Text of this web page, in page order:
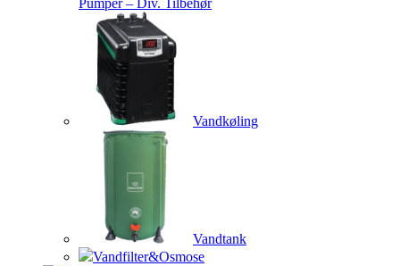
Pumper – Div. Tilbehør
Vandkøling
Vandtank
Vandfilter&Osmose